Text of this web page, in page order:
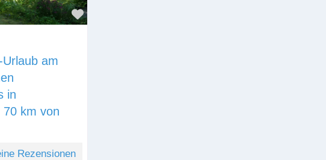
Favorit
am
in
km von
Rezensionen